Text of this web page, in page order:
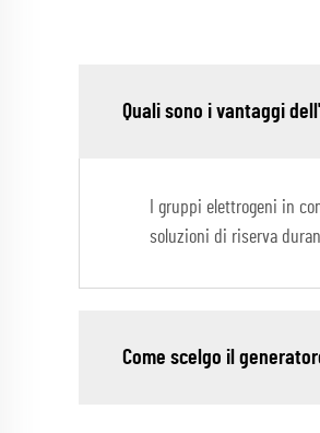
Quali sono i vantaggi
I gruppi elettrogeni in
soluzioni di riserva
Come scelgo il